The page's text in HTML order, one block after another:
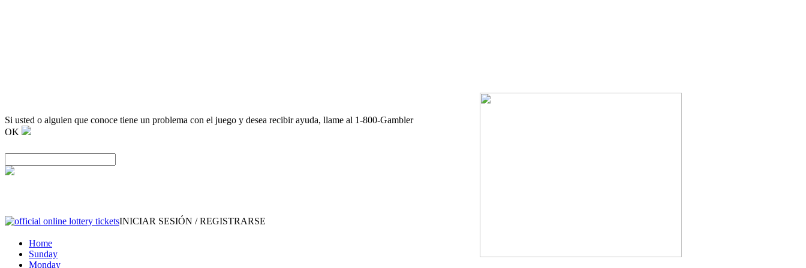
Si usted o alguien que conoce tiene un problema con el juego y desea recibir ayuda, llame al 1-800-Gambler
OK
INICIAR SESIÓN / REGISTRARSE
Home
Sunday
Monday